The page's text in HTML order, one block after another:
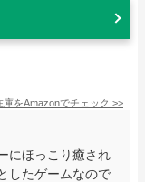
庫をAmazonでチェック >>
にほっこり癒され
したゲームなので